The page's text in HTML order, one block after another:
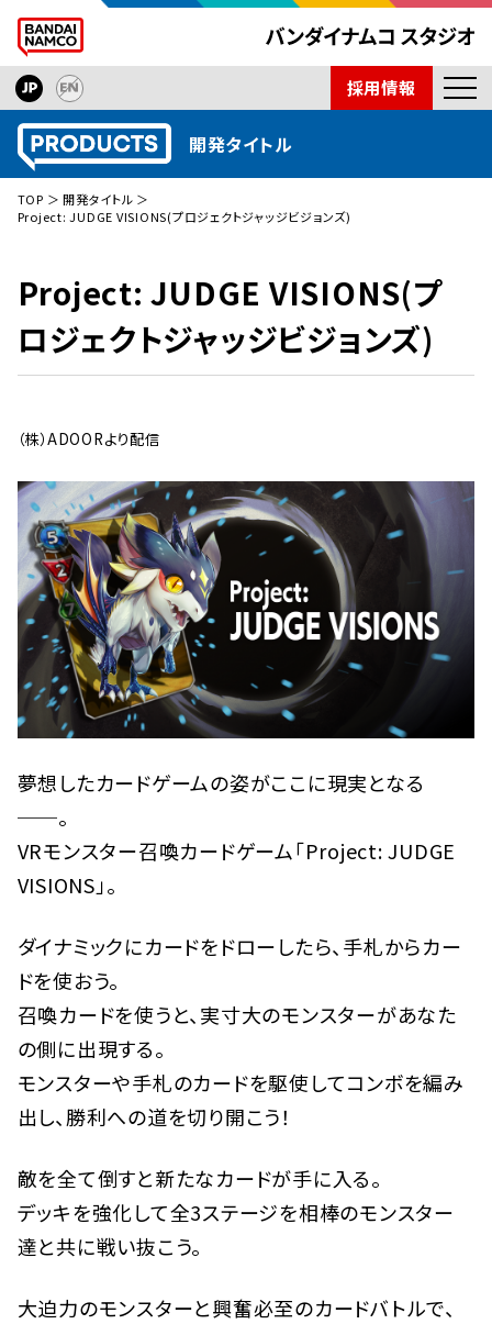
採用情報
会社紹介
取材依頼
開発タイトル
TOP
開発タイトル
Project: JUDGE VISIONS(プロジェクトジャッジビジョンズ)
Project: JUDGE VISIONS(プ
ロジェクトジャッジビジョンズ)
（株）ADOORより配信
夢想したカードゲームの姿がここに現実となる
──。
VRモンスター召喚カードゲーム「Project: JUDGE
VISIONS」。
ダイナミックにカードをドローしたら、手札からカー
ドを使おう。
召喚カードを使うと、実寸大のモンスターがあなた
の側に出現する。
モンスターや手札のカードを駆使してコンボを編み
出し、勝利への道を切り開こう！
敵を全て倒すと新たなカードが手に入る。
デッキを強化して全3ステージを相棒のモンスター
達と共に戦い抜こう。
大迫力のモンスターと興奮必至のカードバトルで、